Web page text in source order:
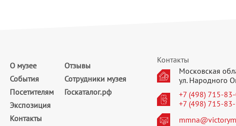
О музее
События
Посетителям
Экспозиция
Контакты
Отзывы
Сотрудники музея
Госкаталог.рф
Контакты
Московская
ул. Народного
+7 (498) 715-
+7 (498) 715-